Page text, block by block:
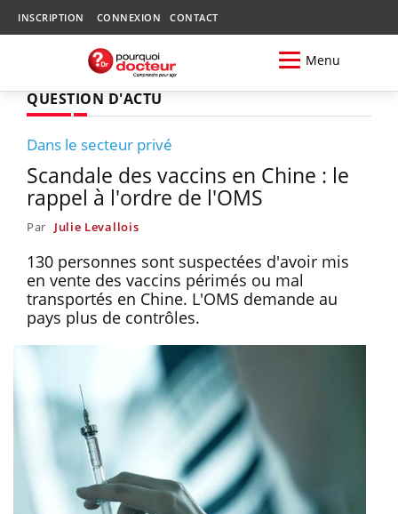
INSCRIPTION CONNEXION CONTACT
Menu
QUESTION D'ACTU
Dans le secteur privé
Scandale des vaccins en Chine : le
rappel à l'ordre de l'OMS
Par Julie Levallois
130 personnes sont suspectées d'avoir mis
en vente des vaccins périmés ou mal
transportés en Chine. L'OMS demande au
pays plus de contrôles.